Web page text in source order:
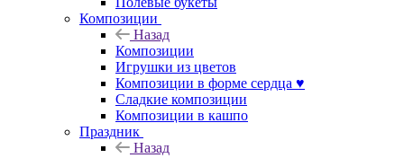
Композиции
Назад
Композиции
Игрушки из цветов
Композиции в форме сердца ♥
Сладкие композиции
Композиции в кашпо
Праздник
Назад